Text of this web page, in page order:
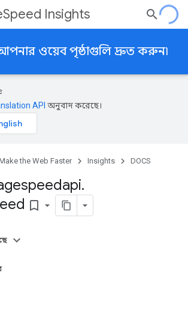
Insights
আপনার ওয়েব পৃষ্ঠাগুলি দ্রুত করুন৷
API অনুবাদ করেছে।
the Web Faster Insights DOCS
.
bookmark_border